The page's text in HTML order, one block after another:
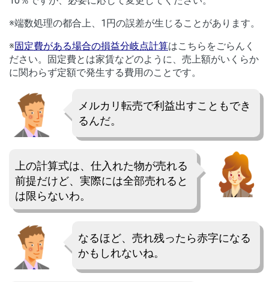
※端数処理の都合上、1円の誤差が生じることがあります。
※固定費がある場合の損益分岐点計算はこちらをごらんく
ださい。固定費とは家賃などのように、売上額がいくらか
に関わらず定額で発生する費用のことです。
メルカリ転売で利益出すこともでき
るんだ。
上の計算式は、仕入れた物が売れる
前提だけど、実際には全部売れると
は限らないわ。
なるほど、売れ残ったら赤字になる
かもしれないね。